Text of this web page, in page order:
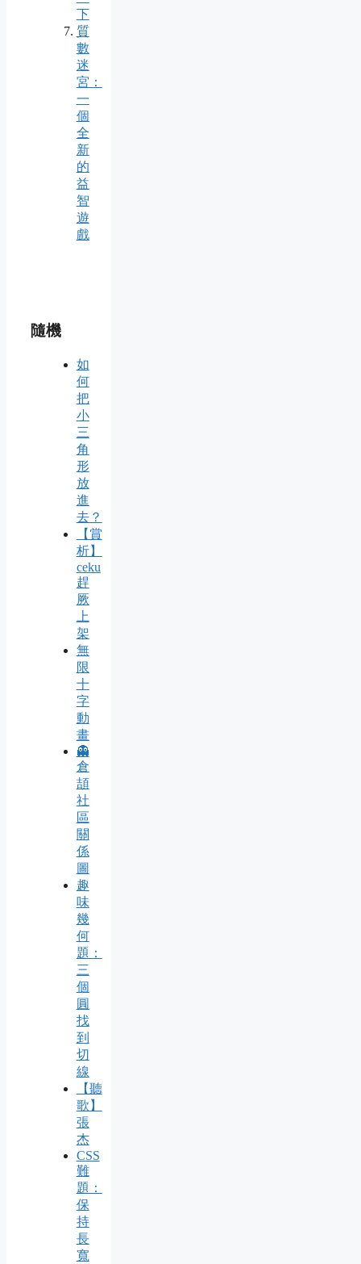
下
質
數
迷
宮：
一
個
全
新
的
益
智
遊
戲
隨機
如
何
把
小
三
角
形
放
進
去？
【賞
析】
ceku
趕
厥
上
架
無
限
十
字
動
畫
👻
倉
頡
社
區
關
係
圖
趣
味
幾
何
題：
三
個
圓
找
到
切
線
【聽
歌】
張
杰
CSS
難
題：
保
持
長
寬